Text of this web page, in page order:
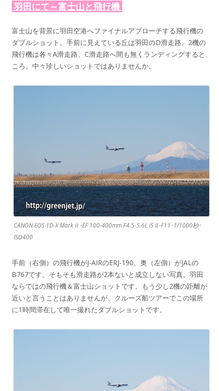
羽田にて～富士山と飛行機
富士山を背景に羽田空港へファイナルアプローチする飛行機の
ダブルショット。手前に見えている丘は羽田のD滑走路。2機の
飛行機は各々A滑走路、C滑走路へ間も無くランディングすると
ころ。中々珍しいショットではありませんか。
CANON EOS 1D-X MarkⅡ･EF 100-400mm F4.5-5.6L IS II･F11･1/1000秒･
ISO400
手前（右側）の飛行機がJ-AIRのERJ-190、奥（左側）がJALの
B767です。そもそも滑走路が2本ないと成立しない写真。羽田
ならではの飛行機＆富士山ショットです。もう少し2機の距離が
近いと言うことはありませんが、クルーズ船ツアーでこの場所
に1時間滞在して唯一撮れたダブルショットです。